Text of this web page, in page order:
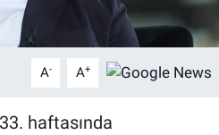
A- A+
haftasında